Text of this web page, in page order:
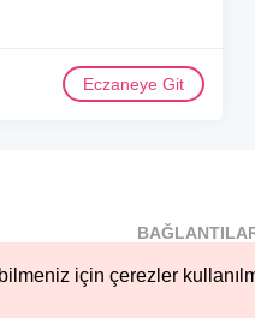
için çerezler
Eczaneye Git
Saklıdır.
Nöbetçi...